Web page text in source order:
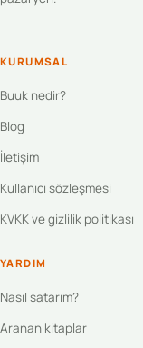
KURUMSAL
Buuk nedir?
Blog
İletişim
Kullanıcı sözleşmesi
KVKK ve gizlilik politikası
YARDIM
Nasıl satarım?
Aranan kitaplar